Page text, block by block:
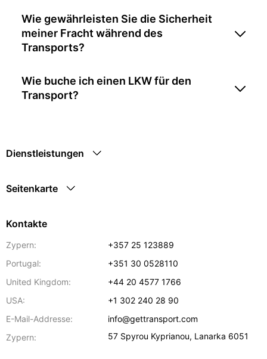
Wie gewährleisten Sie die Sicherheit
meiner Fracht während des
Transports?
Wie buche ich einen LKW für den
Transport?
Dienstleistungen
Seitenkarte
Kontakte
Zypern:
+357 25 123889
Portugal:
+351 30 0528110
United Kingdom:
+44 20 4577 1766
USA:
+1 302 240 28 90
E-Mail-Addresse:
info@gettransport.com
Zypern:
57 Spyrou Kyprianou, Lanarka 6051